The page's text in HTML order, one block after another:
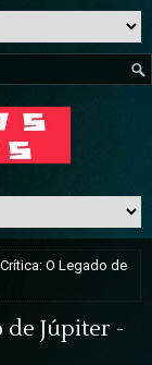
O Legado de
de Júpiter -